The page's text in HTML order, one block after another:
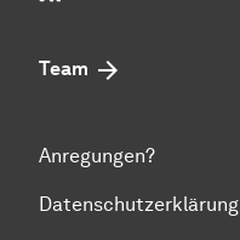
Team
Anregungen?
Datenschutzerklärung